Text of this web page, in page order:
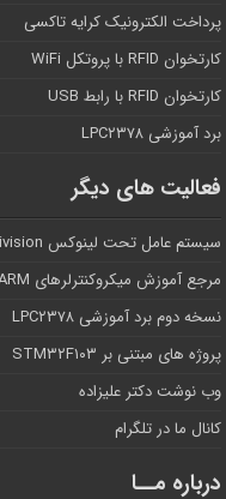
پرداخت الکترونیک کرایه تاکسی
کارتخوان RFID با پروتکل WiFi
کارتخوان RFID با رابط USB
برد آموزشی LPC۲۳۷۸
فعالیت های دیگر
سیستم عامل تحت لینوکس Division
مرجع آموزش میکروکنترلرهای ARM
نسخه دوم برد آموزشی LPC۲۳۷۸
پروژه های مبتنی بر STM۳۲F۱۰۳
وب نوشت دکتر علیزاده
کانال ما در تلگرام
درباره مــا